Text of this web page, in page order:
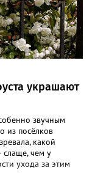
украшают
звучным
из посёлков
какой
слаще, чем у
ухода за этим